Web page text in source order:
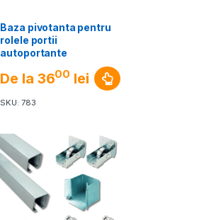
Baza pivotanta pentru
rolele portii
autoportante
De la 3600 lei
SKU: 783